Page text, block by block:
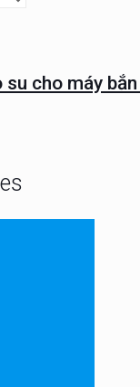
cho máy